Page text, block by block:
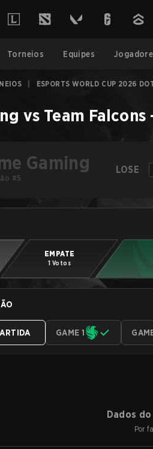
Torneios Equipes
ESPORTS WORLD CUP 2026
vs Team Falcons
Gaming
#5
LOSE
EMPATE
1 Votos
GAME 1
Dados
Por